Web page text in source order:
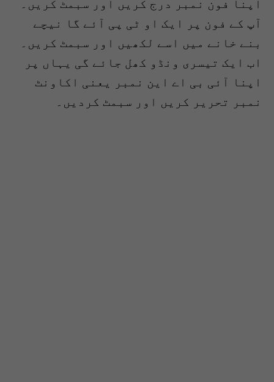
اپنا فون نمبر درج کریں اور سبمٹ کریں۔
آپ کے فون پر ایک او ٹی پی آئے گا نیچے
بنے خانے میں اسے لکھیں اور سبمٹ کریں۔
اب ایک تیسری ونڈو کھل جائے گی یہاں پر
اپنا آئی بی اے این نمبر یعنی اکاونٹ
نمبر تحریر کریں اور سبمٹ کردیں۔